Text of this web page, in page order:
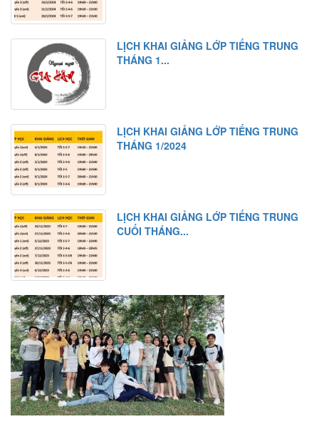
LỊCH KHAI GIẢNG LỚP TIẾNG TRUNG
THÁNG 1...
LỊCH KHAI GIẢNG LỚP TIẾNG TRUNG
THÁNG 1/2024
LỊCH KHAI GIẢNG LỚP TIẾNG TRUNG
CUỐI THÁNG...